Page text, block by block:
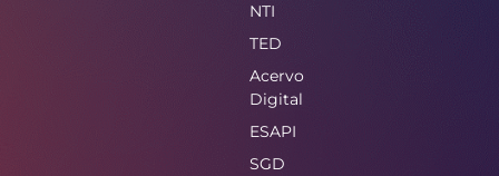
NTI
TED
Acervo
Digital
ESAPI
SGD